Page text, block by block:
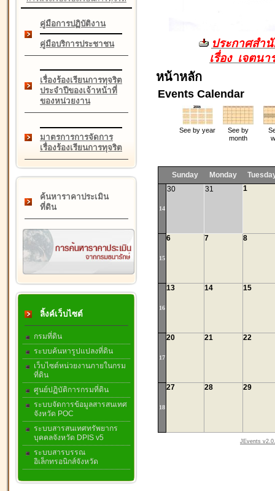
คู่มือการปฏิบัติงาน
คู่มือบริการประชาชน
เรื่องร้องเรียนการทุจริต
ประจำปีของเจ้าหน้าที่
ของหน่วยงาน
มาตรการการจัดการ
เรื่องร้องเรียนการทุจริต
ค้นหาราคาประเมิน
ที่ดิน
ลิ้งค์เว็บไซต์
กรมที่ดิน
ระบบค้นหารูปแปลงที่ดิน
เว็บไซต์หน่วยงานภายในกรม
ที่ดิน
ศูนย์ปฏิบัติการกรมที่ดิน
ระบบจัดการข้อมูลสารสนเทศ
จังหวัด POC
ระบบสารสนเทศทรัพยากร
บุคคลจังหวัด DPIS v5
ระบบสารบรรณ
อิเล็กทรอนิกส์จังหวัด
ประกาศสำ
เรื่อง เจตน
หน้าหลัก
Events Calendar
See by year
See by
month
Sunday Monday
14
30 31 1
15
6 7 8
16
13 14 15
17
20 21 22
18
27 28 29
JEvents